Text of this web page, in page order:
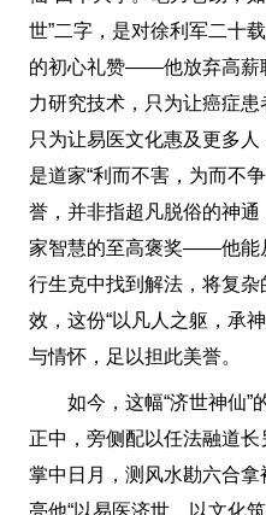
世”二字，是对徐利军二十
的初心礼赞——他放弃高薪
力研究技术，只为让癌症患
只为让易医文化惠及更多人
是道家“利而不害，为而不
誉，并非指超凡脱俗的神
家智慧的至高褒奖——他能
行生克中找到解法，将复
效，这份“以凡人之躯，承
与情怀，足以担此美誉。
如今，这幅“济世神仙”
正中，旁侧配以任法融道
掌中日月，测风水勘六合拿
亮他“以易医济世、以文化